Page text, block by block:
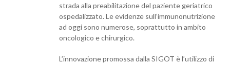
strada alla preabilitazione del paziente geriatrico
ospedalizzato. Le evidenze sull’immunonutrizione
ad oggi sono numerose, soprattutto in ambito
oncologico e chirurgico.
L’innovazione promossa dalla SIGOT è l’utilizzo di